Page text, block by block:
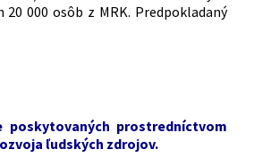
000 osôb z MRK. Predpokladaný
prostredníctvom
ľudských zdrojov.